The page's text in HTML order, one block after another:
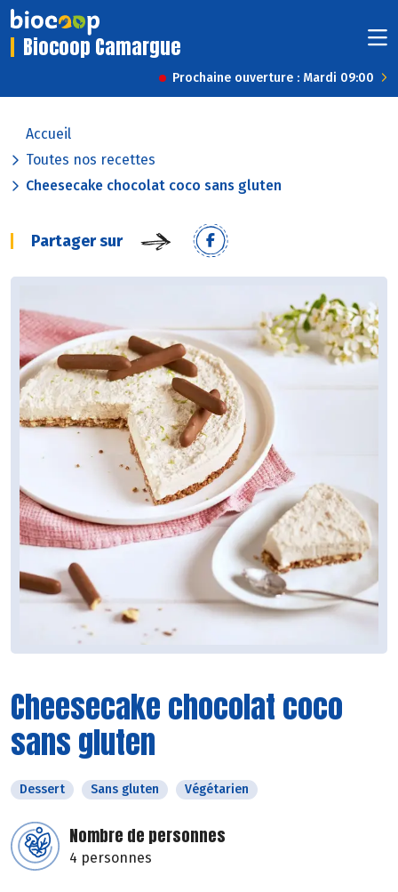
Biocoop Camargue
Prochaine ouverture : Mardi 09:00
Accueil
Toutes nos recettes
Cheesecake chocolat coco sans gluten
Partager sur
Cheesecake chocolat coco
sans gluten
Dessert Sans gluten Végétarien
Nombre de personnes
4 personnes